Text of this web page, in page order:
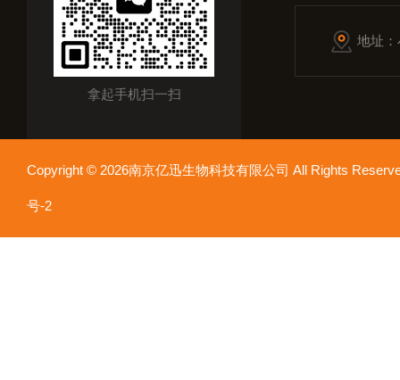
拿起手机扫一扫
地址
Copyright © 2026南京亿迅生物科技有限公司 All Rights
号-2